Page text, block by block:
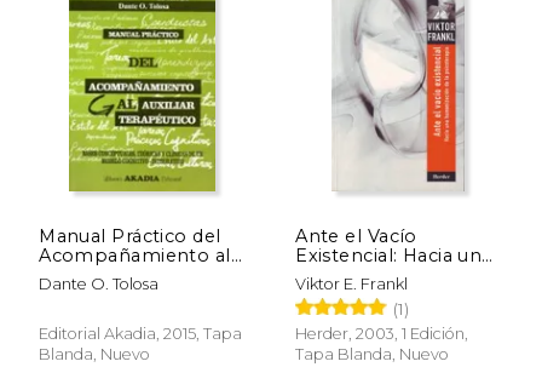
Manual Práctico del
Acompañamiento al
Auxiliar Terapéutico.
Bases Conceptuales,
un Modelo Cognitivo-
Integrativo
Dante O. Tolosa
Editorial Akadia, 2015, Tapa
Blanda, Nuevo
Ante el Vacío
Existencial: Hacia una
Humanización de la
Psicoterapia
Viktor E. Frankl
(1)
Herder, 2003, 1 Edición,
Tapa Blanda, Nuevo